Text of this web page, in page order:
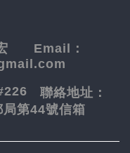
宏 Email：
聯絡地址：
第44號信箱